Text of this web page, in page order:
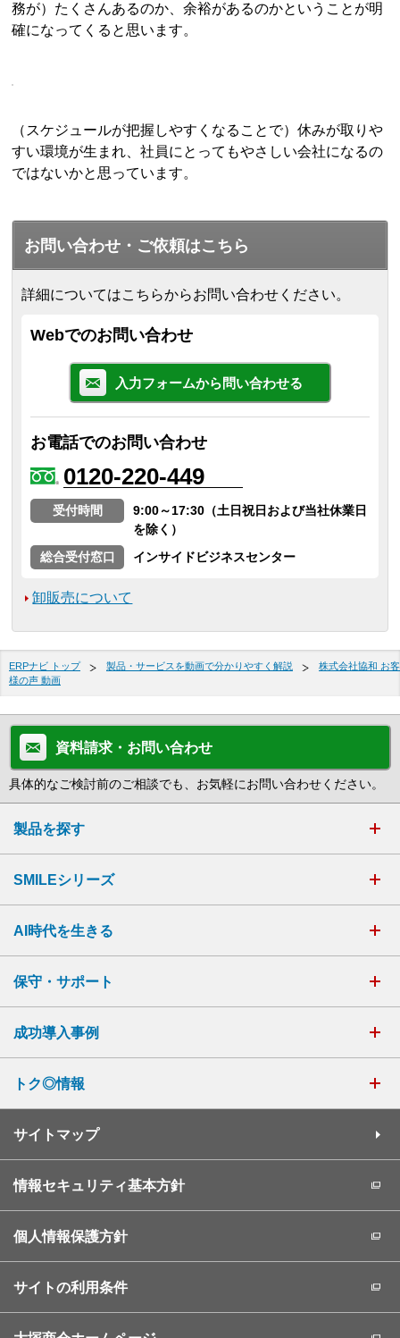
務が）たくさんあるのか、余裕があるのかということが明
確になってくると思います。
（スケジュールが把握しやすくなることで）休みが取りや
すい環境が生まれ、社員にとってもやさしい会社になるの
ではないかと思っています。
お問い合わせ・ご依頼はこちら
詳細についてはこちらからお問い合わせください。
Webでのお問い合わせ
入力フォームから問い合わせる
お電話でのお問い合わせ
0120-220-449
受付時間
9:00～17:30（土日祝日および当社休業日
を除く）
総合受付窓口
インサイドビジネスセンター
卸販売について
ERPナビ トップ 製品・サービスを動画で分かりやすく解説
株式会社協和 お客
様の声 動画
資料請求・お問い合わせ
具体的なご検討前のご相談でも、お気軽にお問い合わせください。
製品を探す
SMILEシリーズ
AI時代を生きる
保守・サポート
成功導入事例
トク◎情報
サイトマップ
情報セキュリティ基本方針
個人情報保護方針
サイトの利用条件